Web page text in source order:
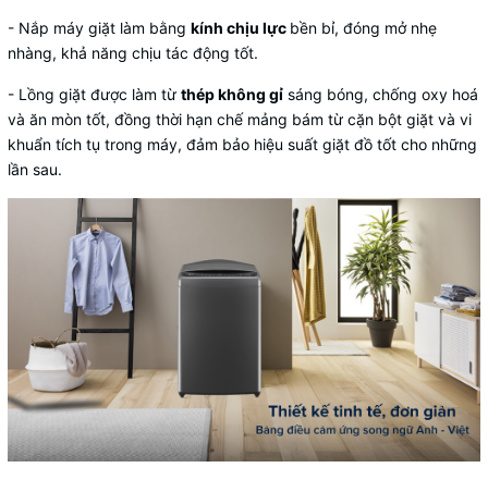
- Nắp máy giặt làm bằng kính chịu lực bền bỉ, đóng mở nhẹ
nhàng, khả năng chịu tác động tốt.
- Lồng giặt được làm từ thép không gỉ sáng bóng, chống oxy hoá
và ăn mòn tốt, đồng thời hạn chế mảng bám từ cặn bột giặt và vi
khuẩn tích tụ trong máy, đảm bảo hiệu suất giặt đồ tốt cho những
lần sau.